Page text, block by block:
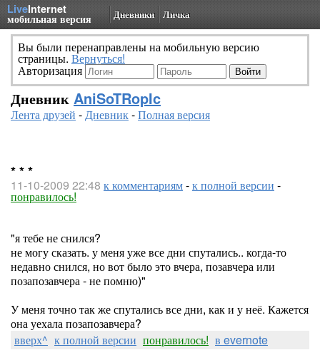
LiveInternet
мобильная версия Дневники Личка
Вы были перенаправлены на мобильную версию
страницы. Вернуться!
Авторизация
Дневник AniSoTRopIc
Лента друзей -Дневник-Полная версия
* * *
11-10-2009 22:48 к комментариям-к полной версии -
понравилось!
"я тебе не снился?
не могу сказать. у меня уже все дни спутались.. когда-то
недавно снился, но вот было это вчера, позавчера или
позапозавчера - не помню)"
У меня точно так же спутались все дни, как и у неё. Кажется
она уехала позапозавчера?
вверх^ к полной версии понравилось! в evernote